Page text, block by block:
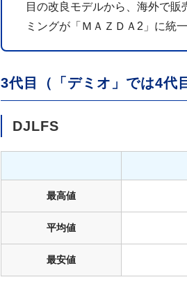
目の改良モデルから、海外で
ミングが「ＭＡＺＤＡ2」に統
3代目（「デミオ」では4代
DJLFS
最高値
平均値
最安値